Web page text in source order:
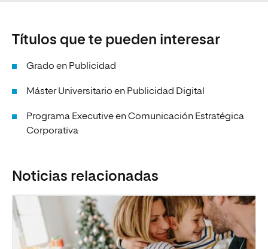
Títulos que te pueden interesar
Grado en Publicidad
Máster Universitario en Publicidad Digital
Programa Executive en Comunicación Estratégica
Corporativa
Noticias relacionadas